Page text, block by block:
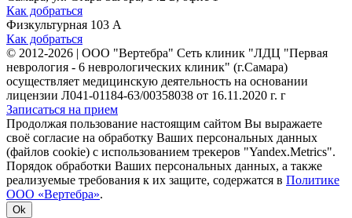
Как добраться
Физкультурная 103 А
Как добраться
© 2012-2026 | ООО "Вертебра" Сеть клиник "ЛДЦ "Первая
неврология - 6 неврологических клиник" (г.Самара)
осуществляет медицинскую деятельность на основании
лицензии Л041-01184-63/00358038 от 16.11.2020 г. г
Записаться на прием
Продолжая пользование настоящим сайтом Вы выражаете
своё согласие на обработку Ваших персональных данных
(файлов cookie) с использованием трекеров "Yandex.Metrics".
Порядок обработки Ваших персональных данных, а также
реализуемые требования к их защите, содержатся в Политике
ООО «Вертебра».
Ok